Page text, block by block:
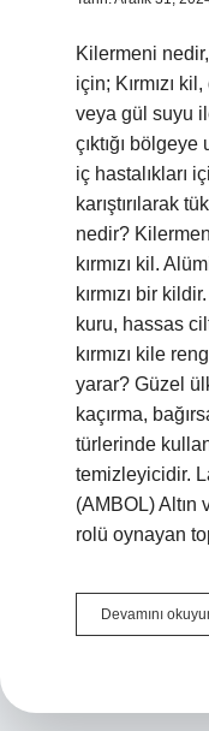
Kilermeni nedir,
için; Kırmızı
veya gül suyu
çıktığı
iç hastalıkları
karıştırılarak
nedir?
kırmızı kil.
kırmızı bir
kuru, hassas
kırmızı kile
yarar? Güzel
kaçırma,
türlerinde
temizleyicidir.
(AMBOL) Altın
rolü oynayan
Devamını